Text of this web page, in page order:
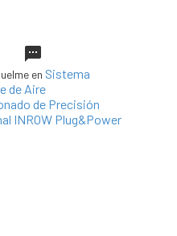
en Sistema
de Aire
de Precisión
INROW Plug&Power